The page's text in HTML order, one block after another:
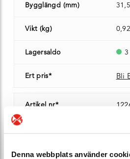
Denna webbplats använder
Bygglängd (mm)
Vikt (kg) 0,92
Lagersaldo 3
Ert pris* Bli
Artikel nr*
DN 50